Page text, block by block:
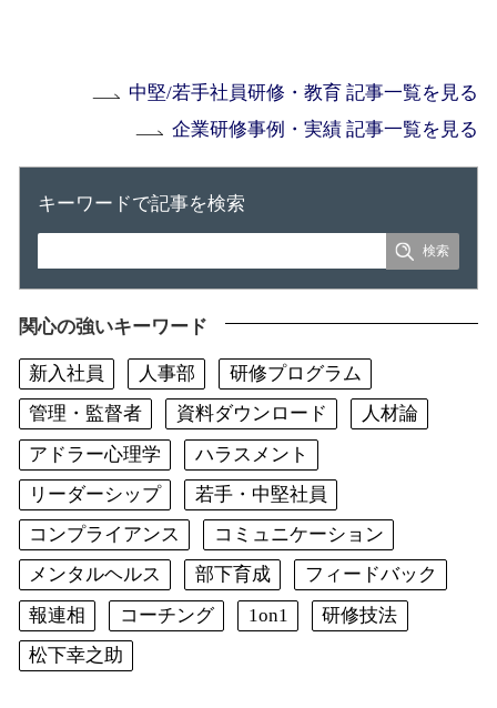
中堅/若手社員研修・教育 記事一覧を見る
企業研修事例・実績 記事一覧を見る
キーワードで記事を検索
関心の強いキーワード
新入社員 人事部
研修プログラム
管理・監督者
資料ダウンロード
人材論
アドラー心理学
ハラスメント
リーダーシップ
若手・中堅社員
コンプライアンス
コミュニケーション
メンタルヘルス
部下育成
フィードバック
報連相
コーチング 1on1
研修技法
松下幸之助